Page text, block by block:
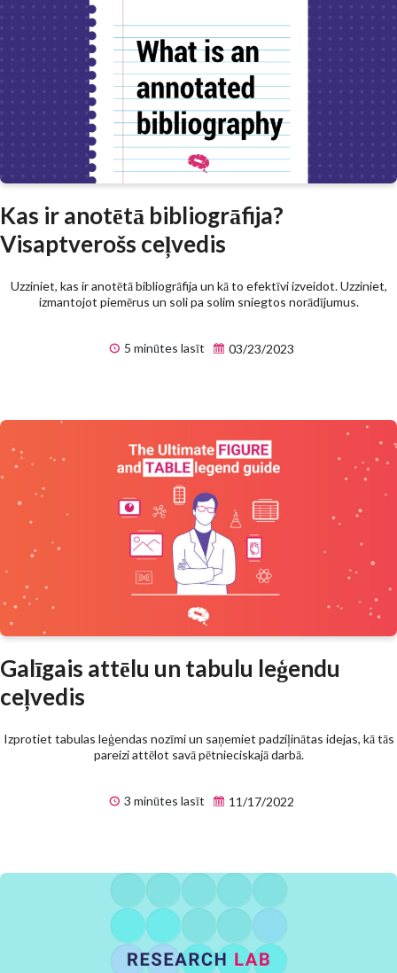
Kas ir anotētā bibliogrāfija?
Visaptverošs ceļvedis
Uzziniet, kas ir anotētā bibliogrāfija un kā to efektīvi izveidot. Uzziniet,
izmantojot piemērus un soli pa solim sniegtos norādījumus.
5 minūtes lasīt 03/23/2023
Galīgais attēlu un tabulu leģendu
ceļvedis
Izprotiet tabulas leģendas nozīmi un saņemiet padziļinātas idejas, kā tās
pareizi attēlot savā pētnieciskajā darbā.
3 minūtes lasīt 11/17/2022